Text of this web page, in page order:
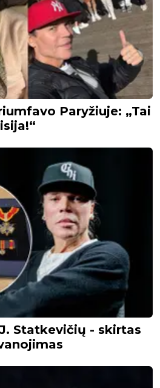
Paryžiuje: „Tai
Statkevičių - skirtas